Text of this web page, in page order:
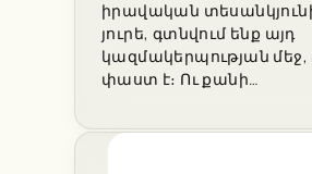
իրավական
յուրե, գտնվում ենք այդ
կազմակերպության
փաստ է։ Ու քանի…